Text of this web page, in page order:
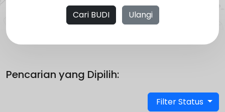
Cari BUDI Ulangi
Pencarian yang Dipilih:
Filter Status